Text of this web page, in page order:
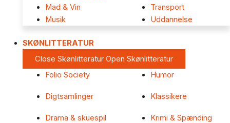
Mad & Vin
Musik
Transport
Uddannelse
SKØNLITTERATUR
Close Skønlitteratur Open Skønlitteratur
Folio Society
Digtsamlinger
Drama & skuespil
Humor
Klassikere
Krimi & Spænding